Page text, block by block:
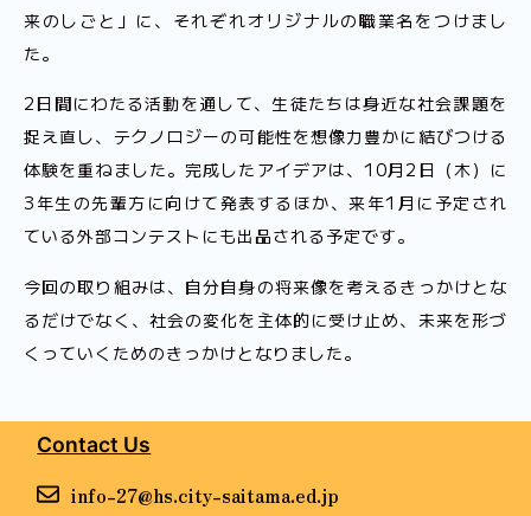
来のしごと」に、それぞれオリジナルの職業名をつけまし
た。
2日間にわたる活動を通して、生徒たちは身近な社会課題を
捉え直し、テクノロジーの可能性を想像力豊かに結びつける
体験を重ねました。完成したアイデアは、10月2日（木）に
3年生の先輩方に向けて発表するほか、来年1月に予定され
ている外部コンテストにも出品される予定です。
今回の取り組みは、自分自身の将来像を考えるきっかけとな
るだけでなく、社会の変化を主体的に受け止め、未来を形づ
くっていくためのきっかけとなりました。
Contact Us
info-27@hs.city-saitama.ed.jp